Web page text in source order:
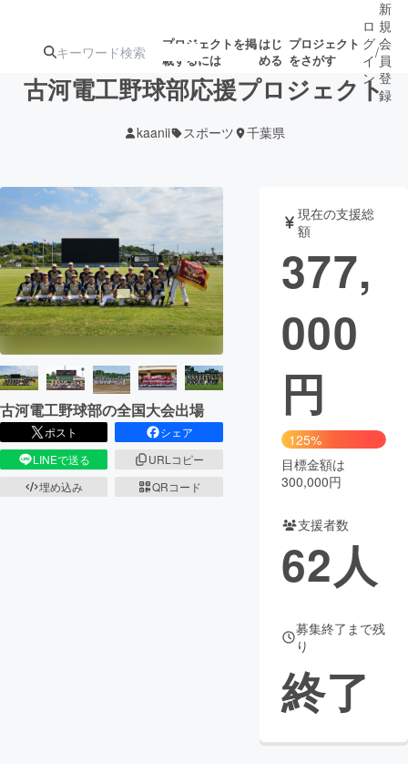
プロジェクトを掲
載するには
はじ
める
プロジェクト
をさがす
アート・写真
テクノロジー・ガジェット ゲーム・サ
書籍・雑誌
ビジネス・起業
まちづくり・地域活性化
CAMPFIRE for Social Good
コミュニティ
ロ
グ
イ
ン
/
新
規
会
員
登
録
古河電工野球部応援プロジェクト
kaanii スポーツ 千葉県
古河電工野球部の全国大会出場
ポスト
シェア
LINEで送る
URLコピー
埋め込み
QRコード
現在の支援総
額
377,
000
円
125%
目標金額は
300,000円
支援者数
62人
募集終了まで残
り
終了